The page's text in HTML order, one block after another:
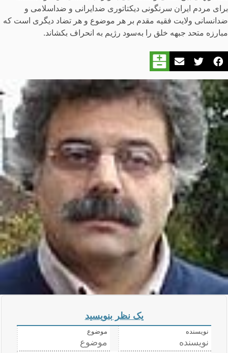
برای مردم ایران سرنگونی دیکتاتوری ضدایرانی و ضداسلامی و
ضدانسانی ولایت فقیه مقدم بر هر موضوع و هر تضاد دیگری‌ است که
مبارزه متحد جبهه خلق را به‌سود رژیم به انحراف بکشاند.
یک نظر بنویسید
نویسنده موضوع